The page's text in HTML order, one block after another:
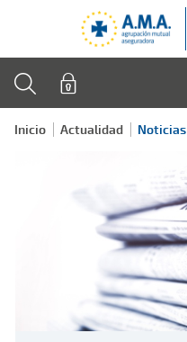
Inicio Actualidad Noticias